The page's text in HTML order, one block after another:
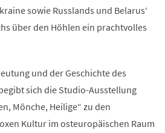
sowie Russlands und Belarus‘
über den Höhlen ein prachtvolles
und der Geschichte des
sich die Studio-Ausstellung
Mönche, Heilige“ zu den
Kultur im osteuropäischen Raum